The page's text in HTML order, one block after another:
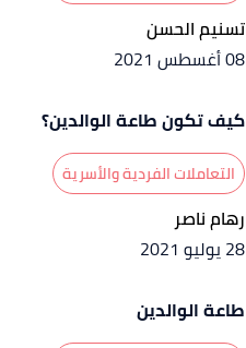
تسنيم الحسن
08 أغسطس 2021
كيف تكون طاعة الوالدين؟
التعاملات الفردية والأسرية
رهام ناصر
28 يوليو 2021
طاعة الوالدين